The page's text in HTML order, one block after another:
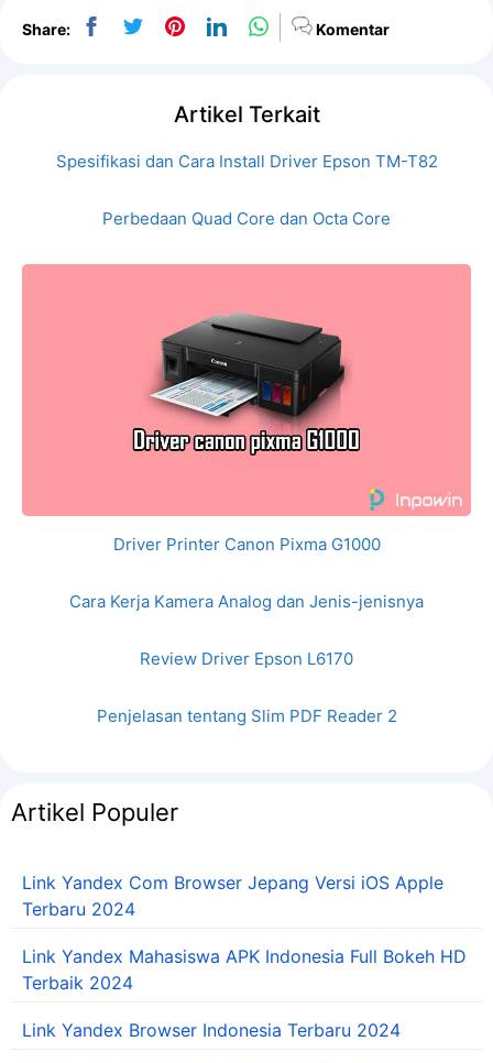
Share: Komentar
Artikel Terkait
Spesifikasi dan Cara Install Driver Epson TM-T82
Perbedaan Quad Core dan Octa Core
Driver Printer Canon Pixma G1000
Cara Kerja Kamera Analog dan Jenis-jenisnya
Review Driver Epson L6170
Penjelasan tentang Slim PDF Reader 2
Artikel Populer
Link Yandex Com Browser Jepang Versi iOS Apple
Terbaru 2024
Link Yandex Mahasiswa APK Indonesia Full Bokeh HD
Terbaik 2024
Link Yandex Browser Indonesia Terbaru 2024